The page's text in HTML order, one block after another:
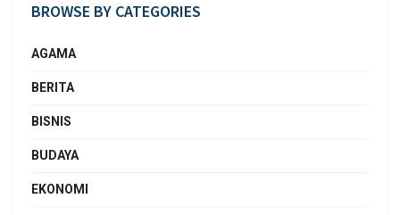
BROWSE BY CATEGORIES
AGAMA
BERITA
BISNIS
BUDAYA
EKONOMI